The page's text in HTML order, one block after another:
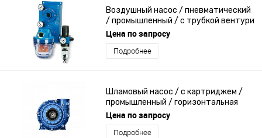
Воздушный насос / пневматический
/ промышленный / с трубкой вентури
Цена по запросу
Подробнее
Шламовый насос / с картриджем /
промышленный / горизонтальная
установка
Цена по запросу
Подробнее